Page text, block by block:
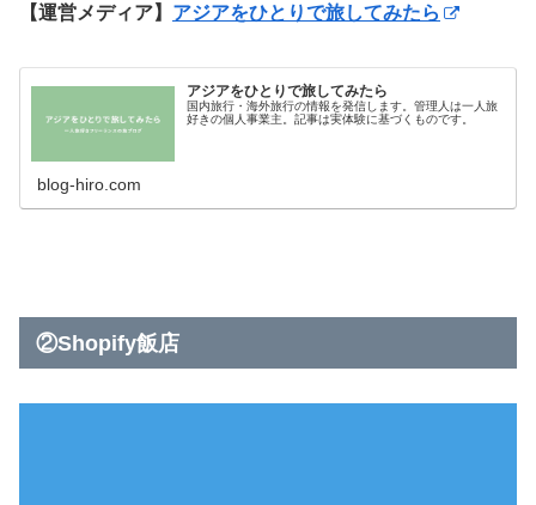
【運営メディア】 アジアをひとりで旅してみたら
アジアをひとりで旅してみたら
国内旅行・海外旅行の情報を発信します。管理人は一人旅
好きの個人事業主。記事は実体験に基づくものです。
blog-hiro.com
②Shopify飯店